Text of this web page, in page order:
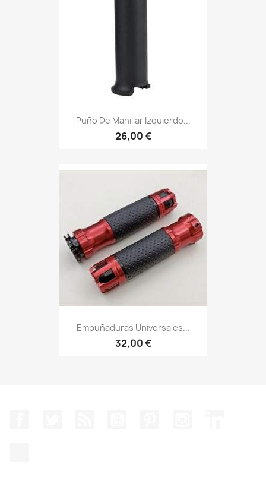
Puño De Manillar Izquierdo...
26,00 €
Empuñaduras Universales...
32,00 €